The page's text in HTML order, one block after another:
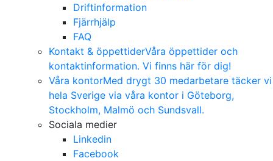
Driftinformation
Fjärrhjälp
FAQ
Kontakt & öppettiderVåra öppettider och
kontaktinformation. Vi finns här för dig!
Våra kontorMed drygt 30 medarbetare täcker vi
hela Sverige via våra kontor i Göteborg,
Stockholm, Malmö och Sundsvall.
Sociala medier
Linkedin
Facebook